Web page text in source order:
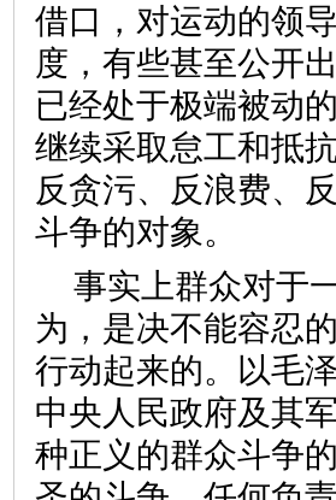
借口，对运动的领
度，有些甚至公开
已经处于极端被动
继续采取怠工和抵
反贪污、反浪费、
斗争的对象。
事实上群众对于
为，是决不能容忍
行动起来的。以毛
中央人民政府及其
种正义的群众斗争